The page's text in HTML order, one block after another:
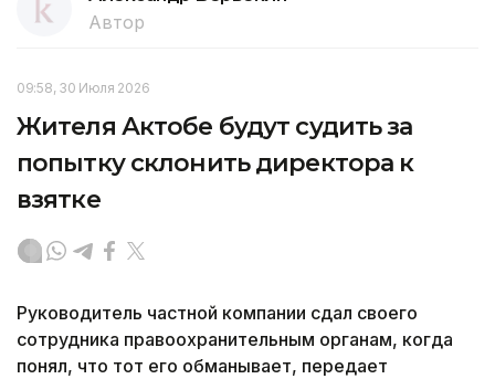
Автор
09:58, 30 Июля 2026
Жителя Актобе будут судить за
попытку склонить директора к
взятке
Руководитель частной компании сдал своего
сотрудника правоохранительным органам, когда
понял, что тот его обманывает, передает